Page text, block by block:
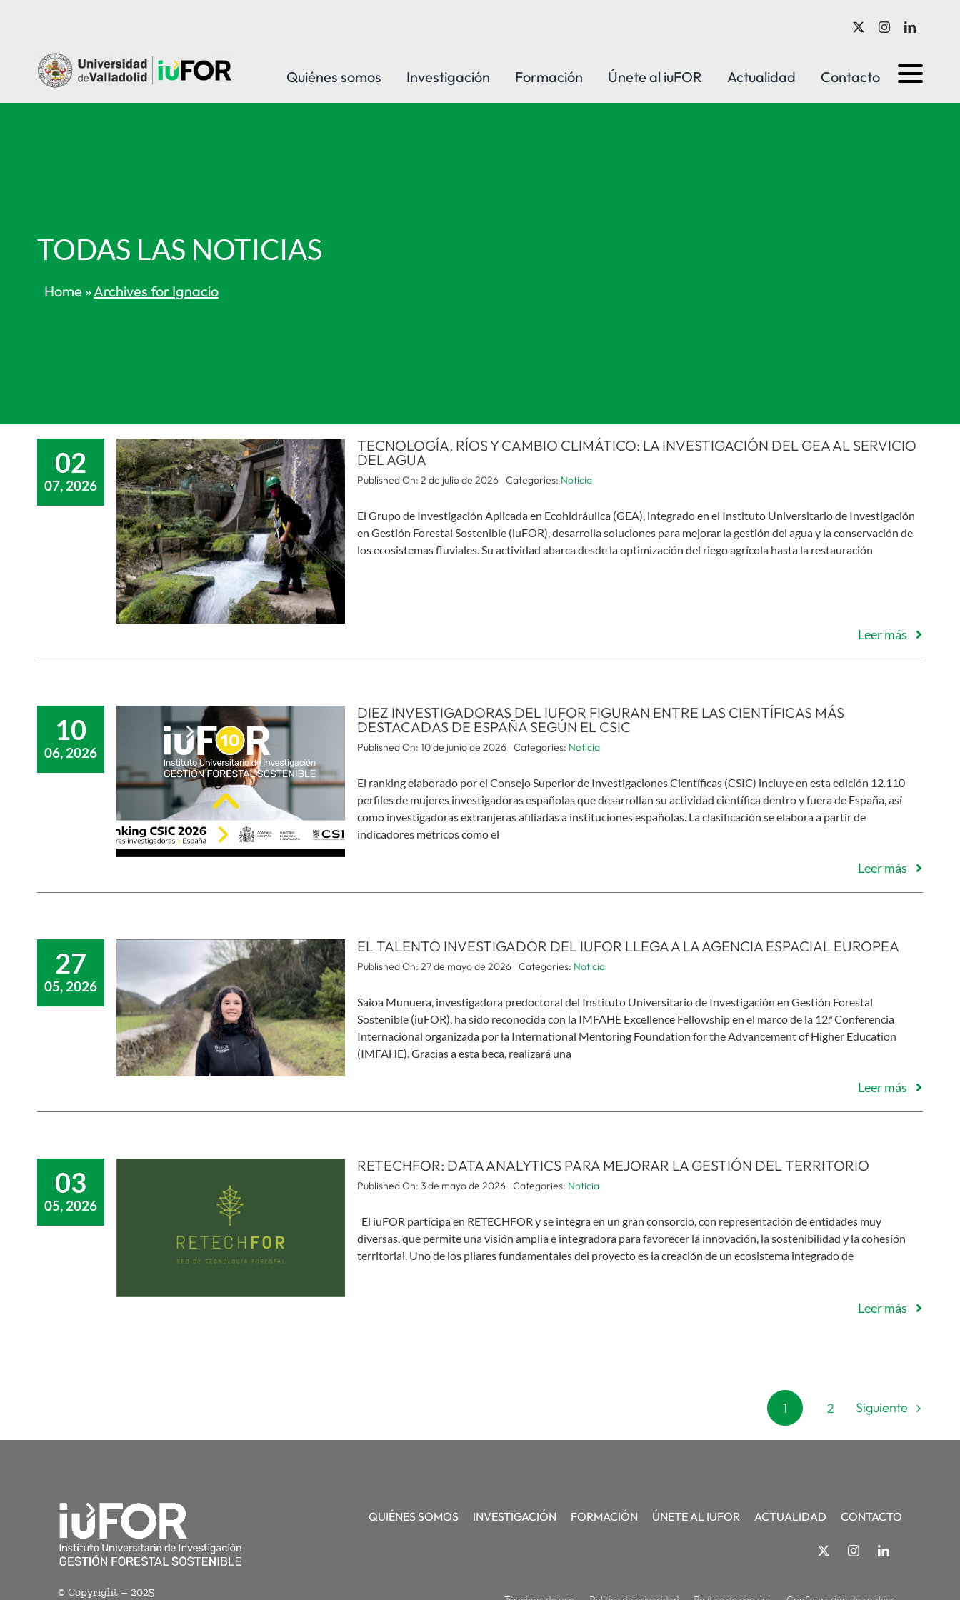
contenido
Quiénes somos
Investigación Formación Únete al iuFOR Actualidad Contacto
TODAS LAS NOTICIAS
Home »Archives for Ignacio
02
07, 2026
TECNOLOGÍA, RÍOS Y CAMBIO CLIMÁTICO: LA INVESTIGACIÓN DEL GEA AL SERVICIO
DEL AGUA
Published On: 2 de julio de 2026 Categories: Noticia
El Grupo de Investigación Aplicada en Ecohidráulica (GEA), integrado en el Instituto Universitario de Investigación
en Gestión Forestal Sostenible (iuFOR), desarrolla soluciones para mejorar la gestión del agua y la conservación de
los ecosistemas fluviales. Su actividad abarca desde la optimización del riego agrícola hasta la restauración
Leer más
10
06, 2026
DIEZ INVESTIGADORAS DEL IUFOR FIGURAN ENTRE LAS CIENTÍFICAS MÁS
DESTACADAS DE ESPAÑA SEGÚN EL CSIC
Published On: 10 de junio de 2026 Categories: Noticia
El ranking elaborado por el Consejo Superior de Investigaciones Científicas (CSIC) incluye en esta edición 12.110
perfiles de mujeres investigadoras españolas que desarrollan su actividad científica dentro y fuera de España, así
como investigadoras extranjeras afiliadas a instituciones españolas. La clasificación se elabora a partir de
indicadores métricos como el
Leer más
27
05, 2026
EL TALENTO INVESTIGADOR DEL IUFOR LLEGA A LA AGENCIA ESPACIAL EUROPEA
Published On: 27 de mayo de 2026 Categories: Noticia
Saioa Munuera, investigadora predoctoral del Instituto Universitario de Investigación en Gestión Forestal
Sostenible (iuFOR), ha sido reconocida con la IMFAHE Excellence Fellowship en el marco de la 12.ª Conferencia
Internacional organizada por la International Mentoring Foundation for the Advancement of Higher Education
(IMFAHE). Gracias a esta beca, realizará una
Leer más
03
05, 2026
RETECHFOR: DATA ANALYTICS PARA MEJORAR LA GESTIÓN DEL TERRITORIO
Published On: 3 de mayo de 2026 Categories: Noticia
El iuFOR participa en RETECHFOR y se integra en un gran consorcio, con representación de entidades muy
diversas, que permite una visión amplia e integradora para favorecer la innovación, la sostenibilidad y la cohesión
territorial. Uno de los pilares fundamentales del proyecto es la creación de un ecosistema integrado de
Leer más
1 2 Siguiente
QUIÉNES SOMOS INVESTIGACIÓN FORMACIÓN ÚNETE AL IUFOR ACTUALIDAD CONTACTO
© Copyright – 2025